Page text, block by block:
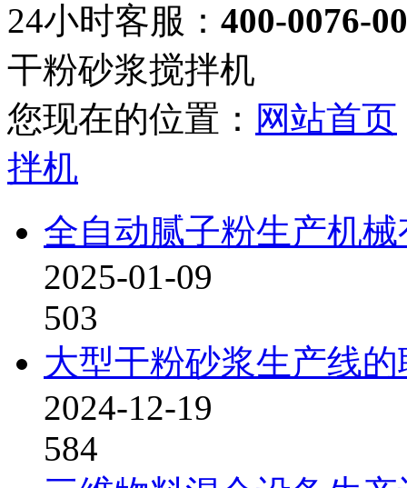
24小时客服： 400-0076-
干粉砂浆搅拌机
您现在的位置： 网站首页
拌机
全自动腻子粉生产机
2025-01-09
503
大型干粉砂浆生产线
2024-12-19
584